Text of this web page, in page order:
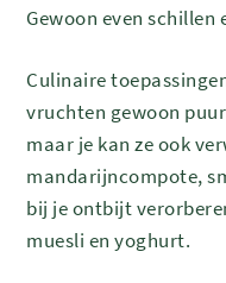
Gewoon even schillen
Culinaire
vruchten gewoon
maar je kan ze ook
mandarijncompote,
bij je ontbijt
muesli en yoghurt.